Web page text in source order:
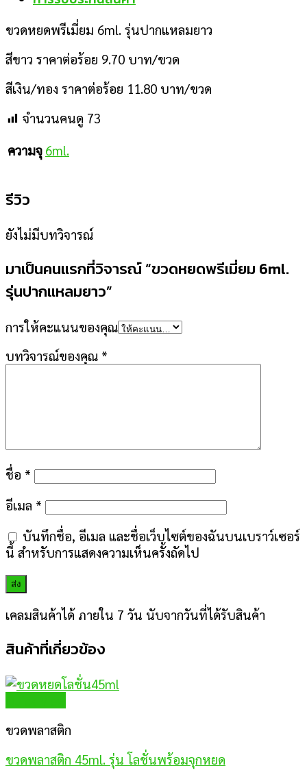
ขวดหยดพรีเมี่ยม 6ml. รุ่นปากแหลมยาว
สีขาว ราคาต่อร้อย 9.70 บาท/ขวด
สีเงิน/ทอง ราคาต่อร้อย 11.80 บาท/ขวด
จำนวนคนดู 73
ความจุ 6ml.
รีวิว
ยังไม่มีบทวิจารณ์
มาเป็นคนแรกที่วิจารณ์ “ขวดหยดพรีเมี่ยม 6ml.
รุ่นปากแหลมยาว”
การให้คะแนนของคุณ
บทวิจารณ์ของคุณ *
ชื่อ *
อีเมล *
บันทึกชื่อ, อีเมล และชื่อเว็บไซต์ของฉันบนเบราว์เซอร์
นี้ สำหรับการแสดงความเห็นครั้งถัดไป
เคลมสินค้าได้ ภายใน 7 วัน นับจากวันที่ได้รับสินค้า
สินค้าที่เกี่ยวข้อง
ขวดพลาสติก
ขวดพลาสติก 45ml. รุ่น โลชั่นพร้อมจุกหยด